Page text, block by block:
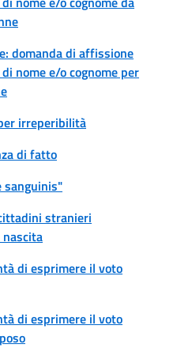
domanda di affissione
nome e/o cognome per
irreperibilità
di fatto
sanguinis"
stranieri
di esprimere il voto
di esprimere il voto